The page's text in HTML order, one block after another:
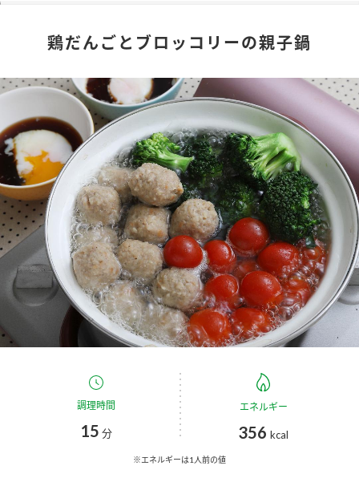
商品情報
商品カテゴリ
酢 調味酢
お酢ドリンク ぽん酢
みりん風・料理酒 鍋用調味料
たれ
スープ 中華
新商品一覧
キャンペーン情報
ブランド・スペシャルサイト
ブランド・スペシャルサイト トップ
商品ブランドサイト
Fibee（ファイビー）
くらしプラ酢
お酢ドリンク
企業情報
国内事業概要
企業理念
ミツカンの歴史
ミツカンを知る
環境への取り組み
鶏だんごとブロッコリーの親子鍋
調理時間
15 分
エネルギー
356 kcal
※エネルギーは1人前の値